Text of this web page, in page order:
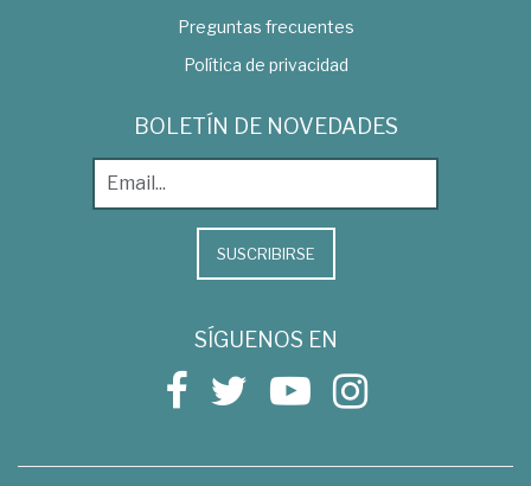
Preguntas frecuentes
Política de privacidad
BOLETÍN DE NOVEDADES
SUSCRIBIRSE
SÍGUENOS EN